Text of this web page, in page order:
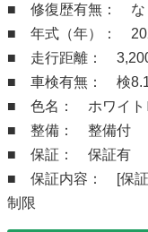
■ 修復歴有無： な
■ 年式（年）：
■ 走行距離：
■ 車検有無： 検
■ 色名： ホワイト
■ 整備： 整備付
■ 保証： 保証有
■ 保証内容： [保証
制限